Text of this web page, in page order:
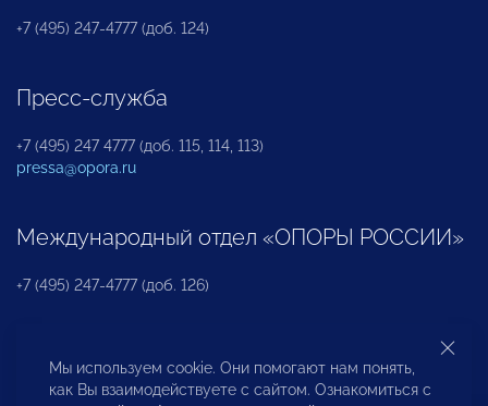
+7 (495) 247-4777 (доб. 124)
Пресс-служба
+7 (495) 247 4777 (доб. 115, 114, 113)
pressa@opora.ru
Международный отдел «ОПОРЫ РОССИИ»
+7 (495) 247-4777 (доб. 126)
Бюро по защите прав предпринимателей и
инвесторов
Мы используем cookie. Они помогают нам понять,
как Вы взаимодействуете с сайтом. Ознакомиться с